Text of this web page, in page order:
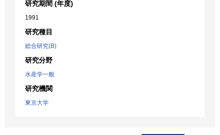
研究期間 (年度)
1991
研究種目
総合研究(B)
研究分野
水産学一般
研究機関
東京大学